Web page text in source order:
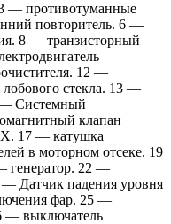
— противотуманные
повторитель. 6 —
8 — транзисторный
12 —
лобового стекла. 13 —
— Системный
клапан
17 — катушка
в моторном отсеке. 19
генератор. 22 —
— Датчик падения уровня
фар. 25 —
— выключатель